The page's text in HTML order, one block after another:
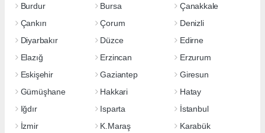
Burdur
Bursa
Çanakkale
Çankırı
Çorum
Denizli
Diyarbakır
Düzce
Edirne
Elazığ
Erzincan
Erzurum
Eskişehir
Gaziantep
Giresun
Gümüşhane
Hakkari
Hatay
Iğdır
Isparta
İstanbul
İzmir
K.Maraş
Karabük